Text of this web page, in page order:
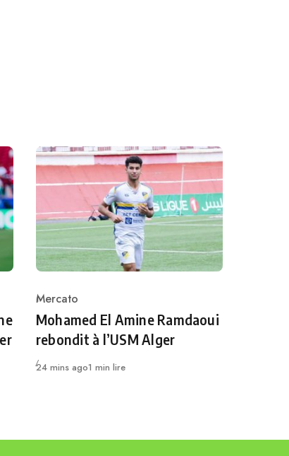
Category
Mercato
Mohamed El Amine Ramdaoui
rebondit à l’USM Alger
Publié
24 mins ago1 min lire